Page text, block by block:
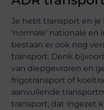
Je hebt transport en
‘normale’ nationale
bestaan er ook nog
transport. Denk
van diepgevroren en
frigotransport of
aanvullende
transport, dat ingezet